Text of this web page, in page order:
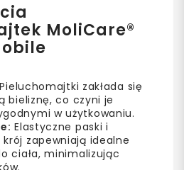
MoliCare®
Pieluchomajtki zakłada się
bieliznę, co czyni je
w użytkowaniu.
Elastyczne paski i
zapewniają idealne
ciała, minimalizując